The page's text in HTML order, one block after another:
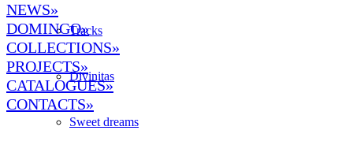
Tracks
Divinitas
Sweet dreams
NEWS»
DOMINGO»
COLLECTIONS»
PROJECTS»
CATALOGUES»
CONTACTS»